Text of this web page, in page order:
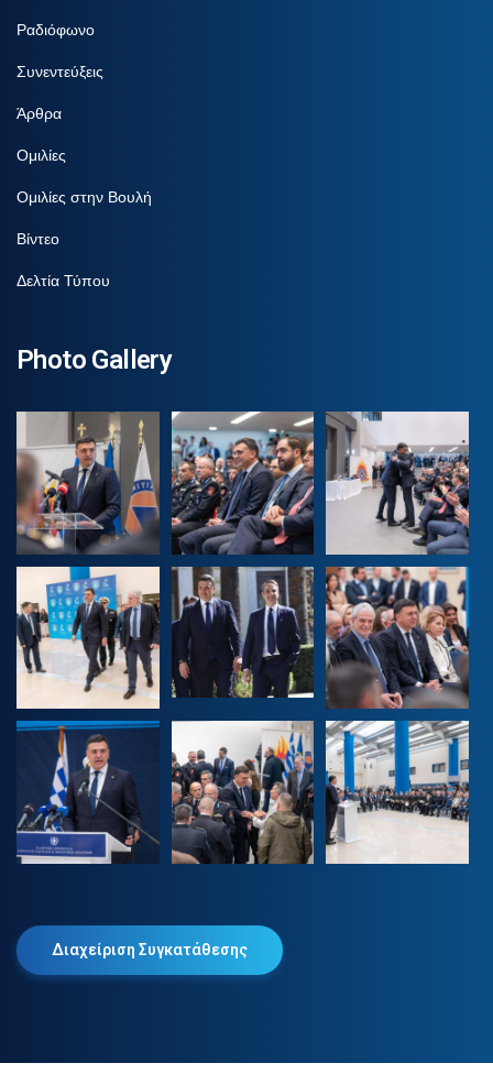
Ραδιόφωνο
Συνεντεύξεις
Άρθρα
Ομιλίες
Ομιλίες στην Βουλή
Βίντεο
Δελτία Τύπου
Photo Gallery
Διαχείριση Συγκατάθεσης